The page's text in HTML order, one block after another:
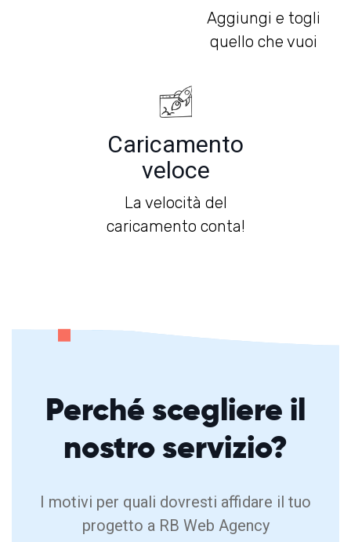
Aggiungi e togli
quello che vuoi
Caricamento
veloce
La velocità del
caricamento conta!
Perchéscegliere il
nostro servizio?
I motivi per quali dovresti affidare il tuo
progetto a RB Web Agency